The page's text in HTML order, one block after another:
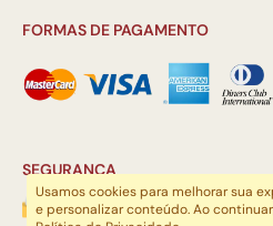
FORMAS DE PAGAMENTO
SEGURANÇA
Usamos cookies para melhorar sua
e personalizar conteúdo. Ao